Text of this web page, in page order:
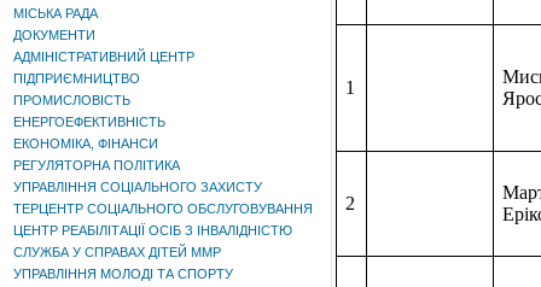
МІСЬКА РАДА
ДОКУМЕНТИ
АДМІНІСТРАТИВНИЙ ЦЕНТР
ПІДПРИЄМНИЦТВО
ПРОМИСЛОВІСТЬ
ЕНЕРГОЕФЕКТИВНІСТЬ
ЕКОНОМІКА, ФІНАНСИ
РЕГУЛЯТОРНА ПОЛІТИКА
УПРАВЛІННЯ СОЦІАЛЬНОГО ЗАХИСТУ
ТЕРЦЕНТР СОЦІАЛЬНОГО ОБСЛУГОВУВАННЯ
ЦЕНТР РЕАБІЛІТАЦІЇ ОСІБ З ІНВАЛІДНІСТЮ
СЛУЖБА У СПРАВАХ ДІТЕЙ ММР
УПРАВЛІННЯ МОЛОДІ ТА СПОРТУ
1
2